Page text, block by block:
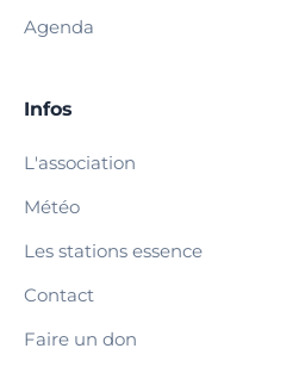
Agenda
Infos
L'association
Météo
Les stations essence
Contact
Faire un don